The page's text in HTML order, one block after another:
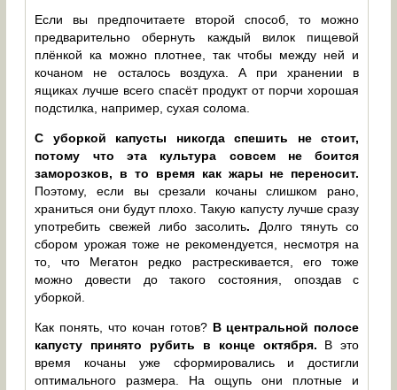
Если вы предпочитаете второй способ, то можно
предварительно обернуть каждый вилок пищевой
плёнкой ка можно плотнее, так чтобы между ней и
кочаном не осталось воздуха. А при хранении в
ящиках лучше всего спасёт продукт от порчи хорошая
подстилка, например, сухая солома.
С уборкой капусты никогда спешить не стоит,
потому что эта культура совсем не боится
заморозков, в то время как жары не переносит.
Поэтому, если вы срезали кочаны слишком рано,
храниться они будут плохо. Такую капусту лучше сразу
употребить свежей либо засолить. Долго тянуть со
сбором урожая тоже не рекомендуется, несмотря на
то, что Мегатон редко растрескивается, его тоже
можно довести до такого состояния, опоздав с
уборкой.
Как понять, что кочан готов? В центральной полосе
капусту принято рубить в конце октября. В это
время кочаны уже сформировались и достигли
оптимального размера. На ощупь они плотные и